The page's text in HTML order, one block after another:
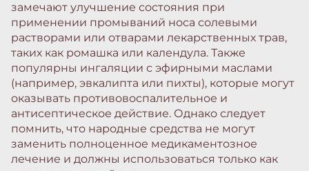
замечают улучшение состояния при
применении промываний носа солевыми
растворами или отварами лекарственных трав,
таких как ромашка или календула. Также
популярны ингаляции с эфирными маслами
(например, эвкалипта или пихты), которые могут
оказывать противовоспалительное и
антисептическое действие. Однако следует
помнить, что народные средства не могут
заменить полноценное медикаментозное
лечение и должны использоваться только как